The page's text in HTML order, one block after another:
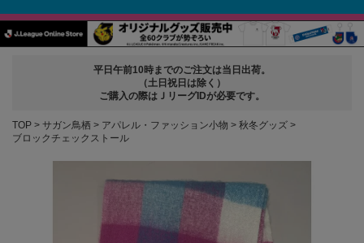
平日午前10時までのご注文は当日出荷。
（土日祝日は除く）
ご購入の際はＪリーグIDが必要です。
TOP サガン鳥栖 アパレル・ファッション小物
秋冬グッズ
ブロックチェックストール